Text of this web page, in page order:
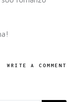
WRITE A COMMENT